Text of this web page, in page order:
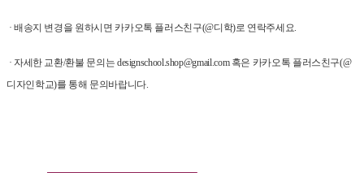
· 배송지 변경을 원하시면 카카오톡 플러스친구(@디학)로 연락주세요.
· 자세한 교환/환불 문의는 designschool.shop@gmail.com 혹은 카카오톡 플러스친구(@
디자인학교)를 통해 문의바랍니다.